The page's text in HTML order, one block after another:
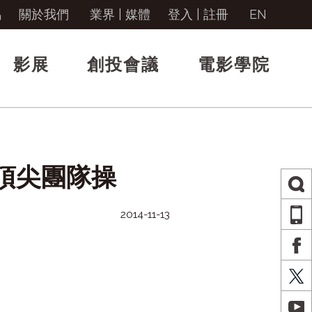
關於我們 業界 | 媒體 登入 註冊 EN
影展 創投會議 電影學院
尖團隊操
2014-11-13
X